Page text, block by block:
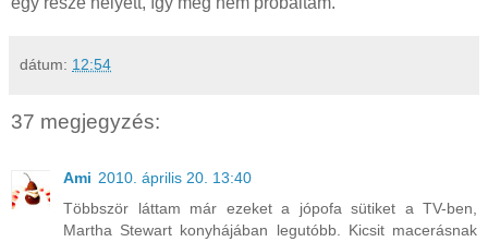
dátum: 12:54
37 megjegyzés:
Ami 2010. április 20. 13:40
Többször láttam már ezeket a jópofa sütiket a TV-ben,
Martha Stewart konyhájában legutóbb. Kicsit macerásnak